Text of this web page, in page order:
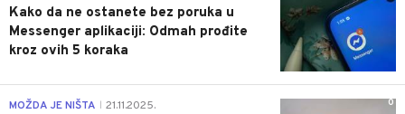
Kako da ne ostanete bez poruka u
Messenger aplikaciji: Odmah prođite
kroz ovih 5 koraka
0
MOŽDA JE NIŠTA 21.11.2025.